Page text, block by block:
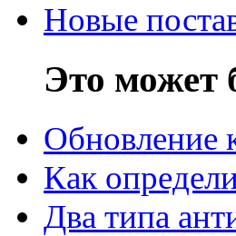
Новые
Это может
Обновление
Как
Два типа